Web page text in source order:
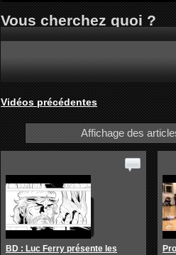
Vous cherchez quoi ?
Vidéos précédentes
Affichage des
BD : Luc Ferry présente les